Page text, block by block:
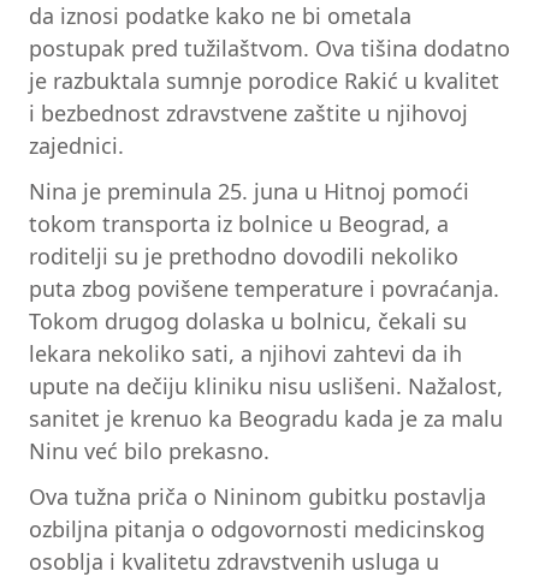
da iznosi podatke kako ne bi ometala
postupak pred tužilaštvom. Ova tišina dodatno
je razbuktala sumnje porodice Rakić u kvalitet
i bezbednost zdravstvene zaštite u njihovoj
zajednici.
Nina je preminula 25. juna u Hitnoj pomoći
tokom transporta iz bolnice u Beograd, a
roditelji su je prethodno dovodili nekoliko
puta zbog povišene temperature i povraćanja.
Tokom drugog dolaska u bolnicu, čekali su
lekara nekoliko sati, a njihovi zahtevi da ih
upute na dečiju kliniku nisu uslišeni. Nažalost,
sanitet je krenuo ka Beogradu kada je za malu
Ninu već bilo prekasno.
Ova tužna priča o Nininom gubitku postavlja
ozbiljna pitanja o odgovornosti medicinskog
osoblja i kvalitetu zdravstvenih usluga u